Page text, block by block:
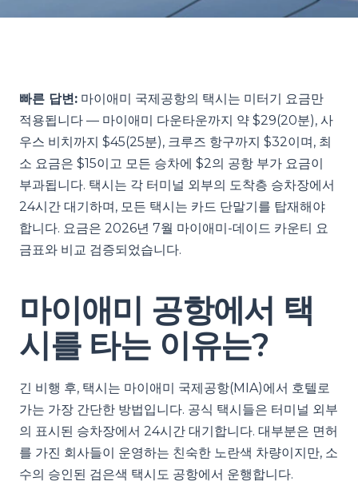
빠른 답변: 마이애미 국제공항의 택시는 미터기 요금만
적용됩니다 — 마이애미 다운타운까지 약 $29(20분), 사
우스 비치까지 $45(25분), 크루즈 항구까지 $32이며, 최
소 요금은 $15이고 모든 승차에 $2의 공항 부가 요금이
부과됩니다. 택시는 각 터미널 외부의 도착층 승차장에서
24시간 대기하며, 모든 택시는 카드 단말기를 탑재해야
합니다. 요금은 2026년 7월 마이애미-데이드 카운티 요
금표와 비교 검증되었습니다.
마이애미 공항에서 택
시를 타는 이유는?
긴 비행 후, 택시는 마이애미 국제공항(MIA)에서 호텔로
가는 가장 간단한 방법입니다. 공식 택시들은 터미널 외부
의 표시된 승차장에서 24시간 대기합니다. 대부분은 면허
를 가진 회사들이 운영하는 친숙한 노란색 차량이지만, 소
수의 승인된 검은색 택시도 공항에서 운행합니다.